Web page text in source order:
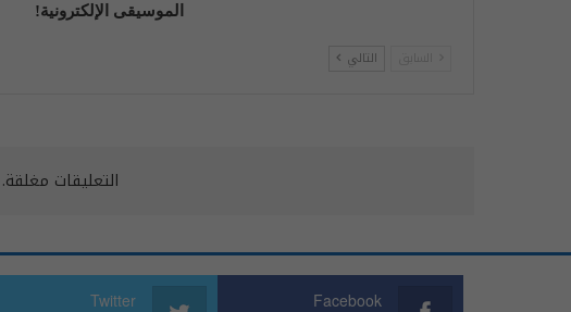
الموسيقى الإلكترونية!
التالي
التعليقات مغلقة.
Facebook
Twitter